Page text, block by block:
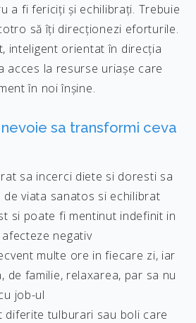
a fi fericiți și echilibrați. Trebuie
să îți direcționezi eforturile.
inteligent orientat în direcția
acces la resurse uriașe care
în noi înșine.
sa transformi ceva
sa incerci diete si doresti sa
de viata sanatos si echilibrat
si poate fi mentinut indefinit in
negativ
multe ore in fiecare zi, iar
de familie, relaxarea, par sa nu
job-ul
diferite tulburari sau boli care